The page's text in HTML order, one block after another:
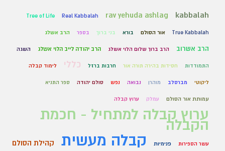
kabbalah
rav yehuda ashlag
Real Kabbalah
Tree of Life
True Kabbalah אור הסולם בורא בני ברוך בספר הרב אשלג
הרב אשרוב הרב ברוך שלום הלוי אשלג הרב יהודה לייב הלוי אשלג השגה
התמודדות חסידות בהירה תורה אור חרבות ברזל כללי לימוד קבלה
ליקוטי מברסלב מוהרן נבואה נפש סולם יהודה ספר התניא
עמותת אור הסולם עמלק ערוץ קבלה
ערוץ קבלה למתחיל - חכמת
הקבלה
עשר הספירות פנימיות קבלה מעשית קהילת הסולם